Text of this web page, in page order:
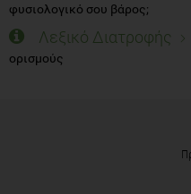
φυσιολογικό σου βάρος;
Λεξικό Διατροφής
ορισμούς